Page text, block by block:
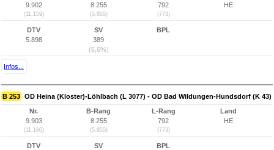
9.902
(11.159)
8.255
(5.855)
792
(773)
HE
DTV
5.898
SV
389
(6,6%)
BPL
Infos...
B 253 OD Heina (Kloster)-Löhlbach (L 3077) - OD Bad Wildungen-Hundsdorf (K 43)
Nr.
9.903
(11.160)
B-Rang
8.255
(5.855)
L-Rang
792
(773)
Land
HE
DTV
SV
BPL